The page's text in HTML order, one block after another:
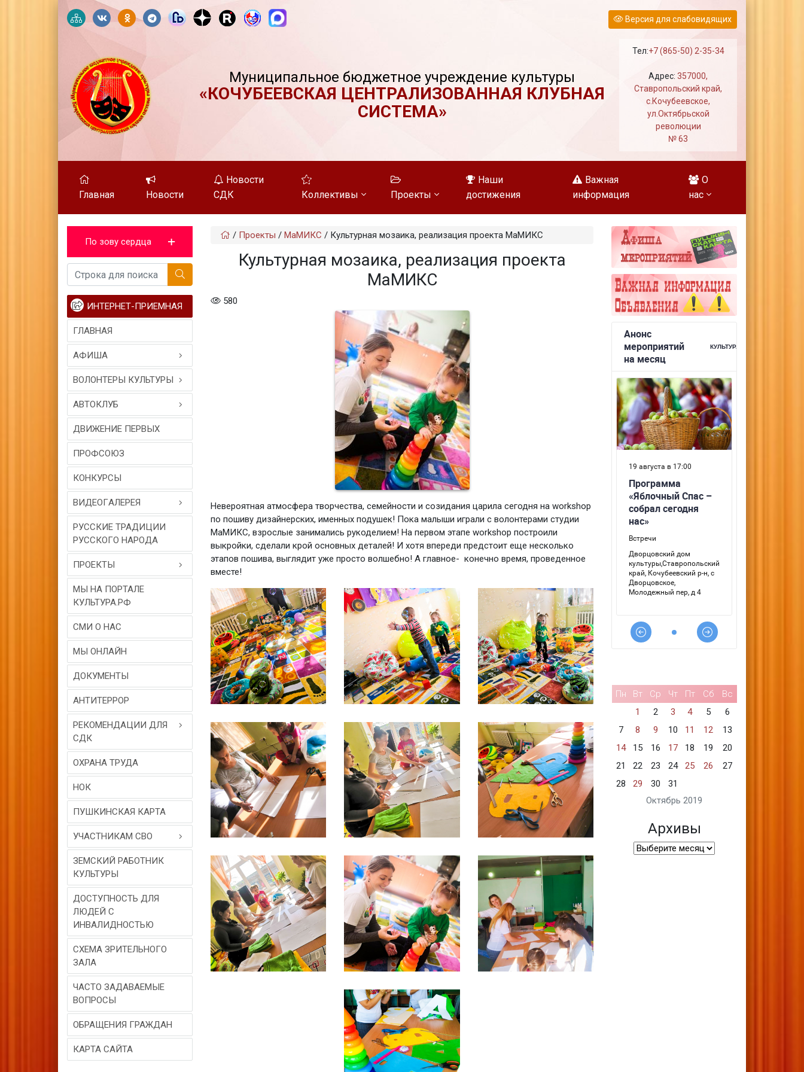
Версия для слабовидящих
Муниципальное бюджетное учреждение культуры
«КОЧУБЕЕВСКАЯ ЦЕНТРАЛИЗОВАННАЯ КЛУБНАЯ
СИСТЕМА»
Тел:+7 (865-50) 2-35-34
Адрес:357000,
Ставропольский край,
с.Кочубеевское,
ул.Октябрьской
революции
№ 63
Главная Новости
Новости
СДК
Коллективы Проекты
Наши
достижения
Важная
информация
О
нас
По зову сердца
ИНТЕРНЕТ-ПРИЕМНАЯ
ГЛАВНАЯ
АФИША
ВОЛОНТЕРЫ КУЛЬТУРЫ
АВТОКЛУБ
ДВИЖЕНИЕ ПЕРВЫХ
ПРОФСОЮЗ
КОНКУРСЫ
ВИДЕОГAЛЕРЕЯ
РУССКИЕ ТРАДИЦИИ
РУССКОГО НАРОДА
ПРОЕКТЫ
МЫ НА ПОРТАЛЕ
КУЛЬТУРА.РФ
СМИ О НАС
МЫ ОНЛАЙН
ДОКУМЕНТЫ
АНТИТЕРРОР
РЕКОМЕНДАЦИИ ДЛЯ
СДК
ОХРАНА ТРУДА
НОК
ПУШКИНСКАЯ КАРТА
УЧАСТНИКАМ СВО
ЗЕМСКИЙ РАБОТНИК
КУЛЬТУРЫ
ДОСТУПНОСТЬ ДЛЯ
ЛЮДЕЙ С
ИНВАЛИДНОСТЬЮ
СХЕМА ЗРИТЕЛЬНОГО
ЗАЛА
ЧАСТО ЗАДАВАЕМЫЕ
ВОПРОСЫ
ОБРАЩЕНИЯ ГРАЖДАН
КАРТА САЙТА
/ Проекты / МаМИКС / Культурная мозаика, реализация проекта МаМИКС
Культурная мозаика, реализация проекта
МаМИКС
580
Невероятная атмосфера творчества, семейности и созидания царила сегодня на workshop
по пошиву дизайнерских, именных подушек! Пока малыши играли с волонтерами студии
МаМИКС, взрослые занимались рукоделием! На первом этапе workshop построили
выкройки, сделали крой основных деталей! И хотя впереди предстоит еще несколько
этапов пошива, выглядит уже просто волшебно! А главное- конечно время, проведенное
вместе!
Октябрь 2019
Пн Вт Ср Чт Пт Сб
Вс
1
2 3 4 5
6
7
8 9 10 11 12
13
14
15 16 17 18 19
20
21
22 23 24 25 26
27
28
29 30 31
Архивы
Архивы